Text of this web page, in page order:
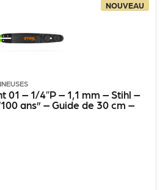
NOUVEAU
01 – 1/4″P – 1,1 mm – Stihl –
ans” – Guide de 30 cm –